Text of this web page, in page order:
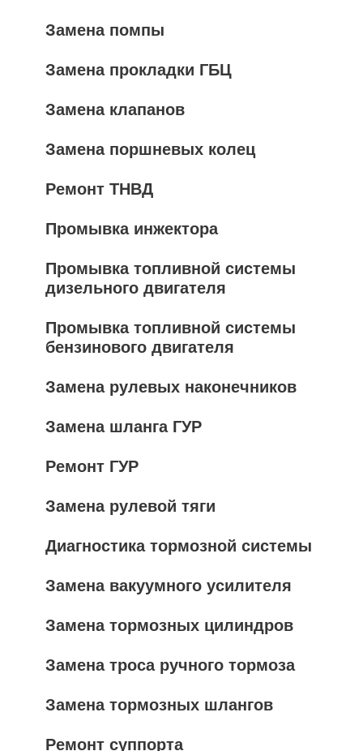
Замена помпы
Замена прокладки ГБЦ
Замена клапанов
Замена поршневых колец
Ремонт ТНВД
Промывка инжектора
Промывка топливной системы
дизельного двигателя
Промывка топливной системы
бензинового двигателя
Замена рулевых наконечников
Замена шланга ГУР
Ремонт ГУР
Замена рулевой тяги
Диагностика тормозной системы
Замена вакуумного усилителя
Замена тормозных цилиндров
Замена троса ручного тормоза
Замена тормозных шлангов
Ремонт суппорта